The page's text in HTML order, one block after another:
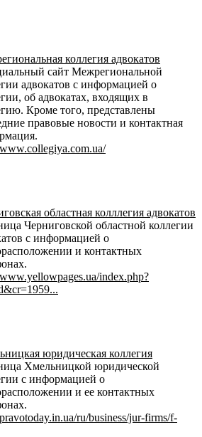
коллегия адвокатов
сайт Межрегиональной
адвокатов с информацией о
об адвокатах, входящих в
Кроме того, представлены
правовые новости и контактная
областная колллегия адвокатов
Черниговской областной коллегии
с информацией о
и контактных
index.php?
юридическая коллегия
Хмельницкой юридической
с информацией о
и ее контактных
ru/business/jur-firms/f-